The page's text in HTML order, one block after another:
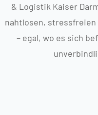
& Logistik Kaiser
nahtlosen, stressfreien
– egal, wo es sich